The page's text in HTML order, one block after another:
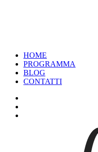
HOME
PROGRAMMA
BLOG
CONTATTI